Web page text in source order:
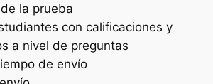
la prueba
con calificaciones y
a nivel de preguntas
de envío